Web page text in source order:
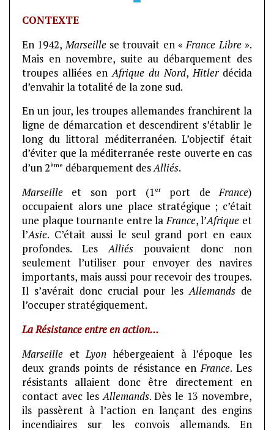
CONTEXTE
En 1942,Marseillese trouvait en «France Libre».
Mais en novembre, suite au débarquement des
troupes alliées enAfrique du Nord,Hitlerdécida
d’envahir la totalité de la zone sud.
En un jour, les troupes allemandes franchirent la
ligne de démarcation et descendirent s’établir le
long du littoral méditerranéen. L’objectif était
d’éviter que la méditerranée reste ouverte en cas
d’un 2ème débarquement desAlliés.
Marseille et son port (1erport deFrance)
occupaient alors une place stratégique ; c’était
une plaque tournante entre laFrance, l’Afrique et
l’Asie. C’était aussi le seul grand port en eaux
profondes. LesAlliés pouvaient donc non
seulement l’utiliser pour envoyer des navires
importants, mais aussi pour recevoir des troupes.
Il s’avérait donc crucial pour lesAllemands de
l’occuper stratégiquement.
La Résistance entre en action…
Marseille etLyon hébergeaient à l’époque les
deux grands points de résistance enFrance. Les
résistants allaient donc être directement en
contact avec lesAllemands. Dès le 13 novembre,
ils passèrent à l’action en lançant des engins
incendiaires sur les convois allemands. En